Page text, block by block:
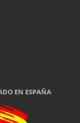
EN ESPAÑA